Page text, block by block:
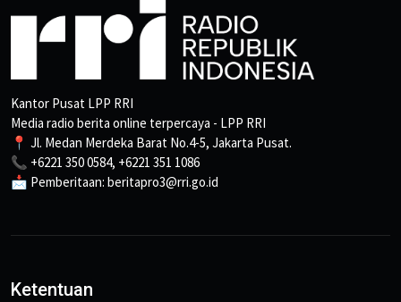
Kantor Pusat LPP RRI
Media radio berita online terpercaya - LPP RRI
📍 Jl. Medan Merdeka Barat No.4-5, Jakarta Pusat.
📞 +6221 350 0584, +6221 351 1086
📩 Pemberitaan: beritapro3@rri.go.id
Ketentuan